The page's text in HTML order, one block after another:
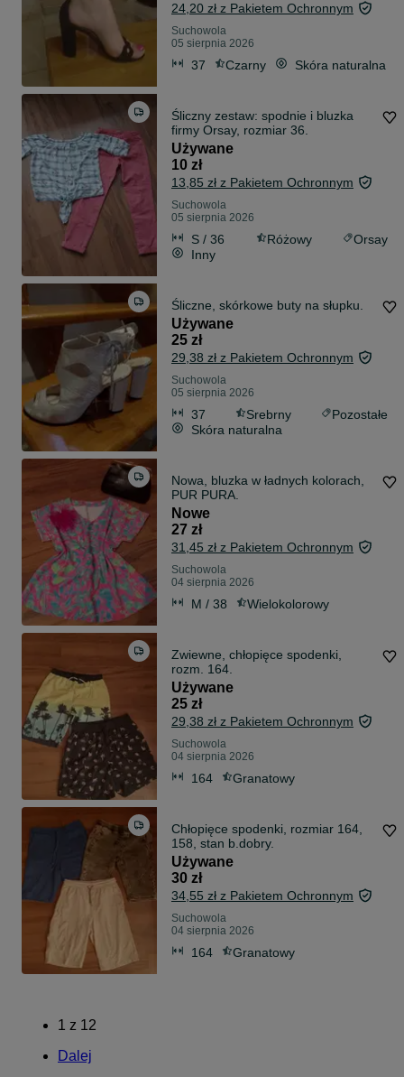
24,20 zł z Pakietem Ochronnym
Suchowola
05 sierpnia 2026
37 Czarny Skóra naturalna
Śliczny zestaw: spodnie i bluzka
firmy Orsay, rozmiar 36.
Używane
10 zł
13,85 zł z Pakietem Ochronnym
Suchowola
05 sierpnia 2026
S / 36 Różowy
Orsay
Inny
Śliczne, skórkowe buty na słupku.
Używane
25 zł
29,38 zł z Pakietem Ochronnym
Suchowola
05 sierpnia 2026
37 Srebrny
Pozostałe
Skóra naturalna
Nowa, bluzka w ładnych kolorach,
PUR PURA.
Nowe
27 zł
31,45 zł z Pakietem Ochronnym
Suchowola
04 sierpnia 2026
M / 38 Wielokolorowy
Zwiewne, chłopięce spodenki,
rozm. 164.
Używane
25 zł
29,38 zł z Pakietem Ochronnym
Suchowola
04 sierpnia 2026
164 Granatowy
Chłopięce spodenki, rozmiar 164,
158, stan b.dobry.
Używane
30 zł
34,55 zł z Pakietem Ochronnym
Suchowola
04 sierpnia 2026
164 Granatowy
1 z 12
Dalej